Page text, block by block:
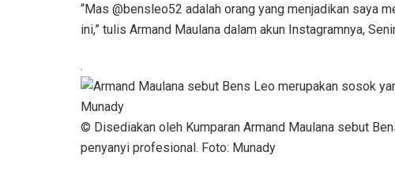
“Mas @bensleo52 adalah orang yang menjadikan saya
ini,” tulis Armand Maulana dalam akun Instagramnya,
.
© Disediakan oleh Kumparan Armand Maulana sebut
penyanyi profesional. Foto: Munady